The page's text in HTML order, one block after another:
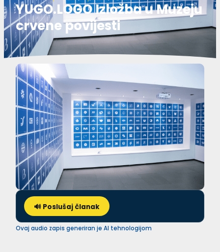
YUGO.LOGO Izložba u Muzeju
crvene povijesti
🔊 Poslušaj članak
Ovaj audio zapis generiran je AI tehnologijom